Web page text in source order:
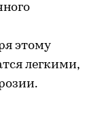
этому
легкими,